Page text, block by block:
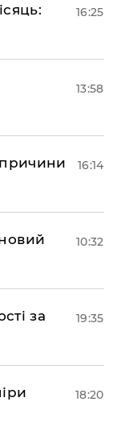
16:25
13:58
16:14
10:32
за
19:35
18:20